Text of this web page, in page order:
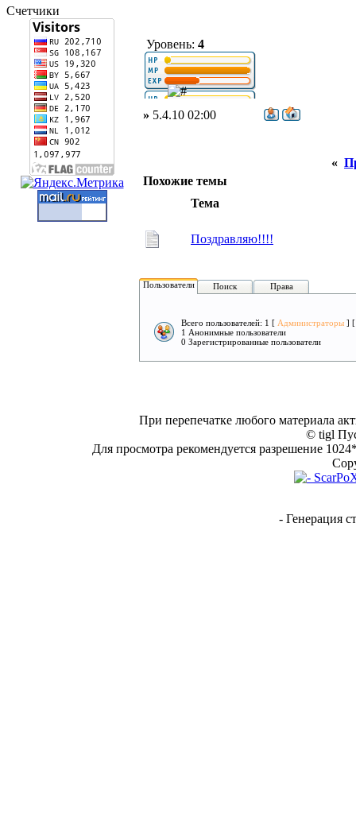
Счетчики
Уровень: 4
» 5.4.10 02:00
«
Похожие темы
Тема
Поздравляю!!!!
Пользователи Поиск Права
Всего пользователей: 1 [ Администраторы ]
1 Анонимные пользователи
0 Зарегистрированные пользователи
При перепечатке любого материала
© tigl
Для просмотра рекомендуется разрешение
- Генерация